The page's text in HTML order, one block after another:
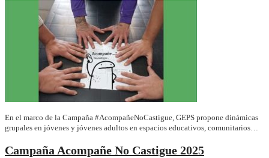
En el marco de la Campaña #AcompañeNoCastigue, GEPS propone dinámicas
grupales en jóvenes y jóvenes adultos en espacios educativos, comunitarios…
Campaña Acompañe No Castigue 2025